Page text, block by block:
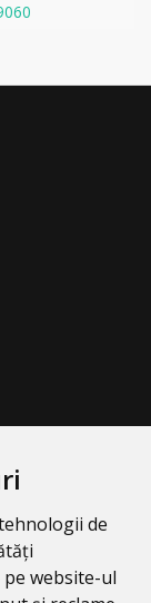
de
website-ul